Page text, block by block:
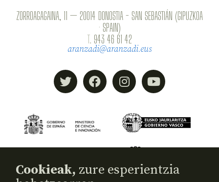
ZORROAGAGAINA, 11 — 20014 DONOSTIA - SAN SEBASTIÁN (GIPUZKOA
· SPAIN)
T. 943 46 61 42
aranzadi@aranzadi.eus
Cookieak, zure esperientzia